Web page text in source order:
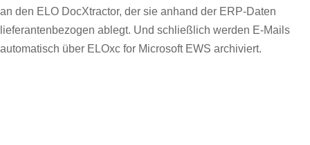
an den ELO DocXtractor, der sie anhand der ERP-Daten
lieferantenbezogen ablegt. Und schließlich werden E-Mails
automatisch über ELOxc for Microsoft EWS archiviert.